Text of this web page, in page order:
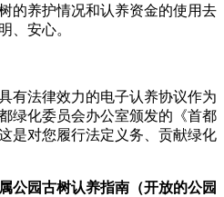
的养护情况和认养资金的使用去
、安心。
法律效力的电子认养协议作为
绿化委员会办公室颁发的《首都
是对您履行法定义务、贡献绿化
公园古树认养指南（开放的公园